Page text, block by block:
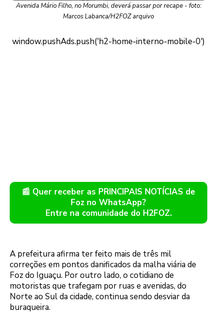
Avenida Mário Filho, no Morumbi, deverá passar por recape - foto:
Marcos Labanca/H2FOZ arquivo
📰 Quer receber as PRINCIPAIS NOTÍCIAS de
Foz no WhatsApp?
Entre na comunidade do H2FOZ.
A prefeitura afirma ter feito mais de três mil
correções em pontos danificados da malha viária de
Foz do Iguaçu. Por outro lado, o cotidiano de
motoristas que trafegam por ruas e avenidas, do
Norte ao Sul da cidade, continua sendo desviar da
buraqueira.